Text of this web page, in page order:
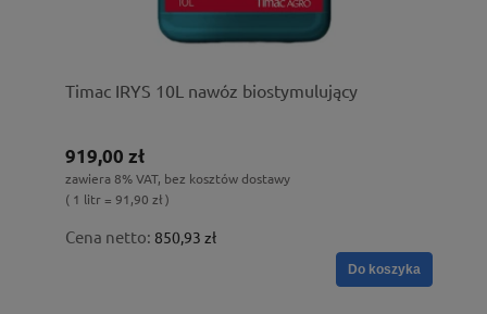
Timac IRYS 10L nawóz biostymulujący
919,00 zł
zawiera 8% VAT, bez kosztów dostawy
( 1 litr = 91,90 zł )
Cena netto: 850,93 zł
Do koszyka